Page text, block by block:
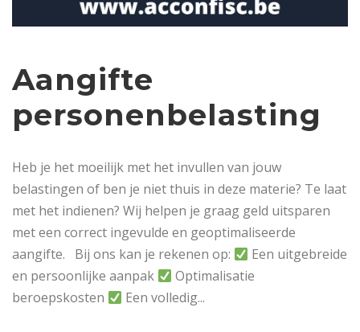
Aangifte
personenbelasting
Heb je het moeilijk met het invullen van jouw
belastingen of ben je niet thuis in deze materie? Te laat
met het indienen? Wij helpen je graag geld uitsparen
met een correct ingevulde en geoptimaliseerde
aangifte. Bij ons kan je rekenen op:
Een uitgebreide
en persoonlijke aanpak
Optimalisatie
beroepskosten
Een volledig...